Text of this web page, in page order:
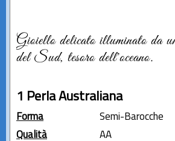
Gioiello delicato illuminato da
del Sud, tesoro dell'oceano.
1 Perla Australiana
Forma
Semi-Barocche
Qualità
AA